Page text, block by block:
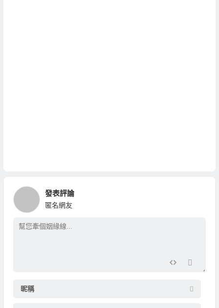
發表評論
匿名網友
昵稱